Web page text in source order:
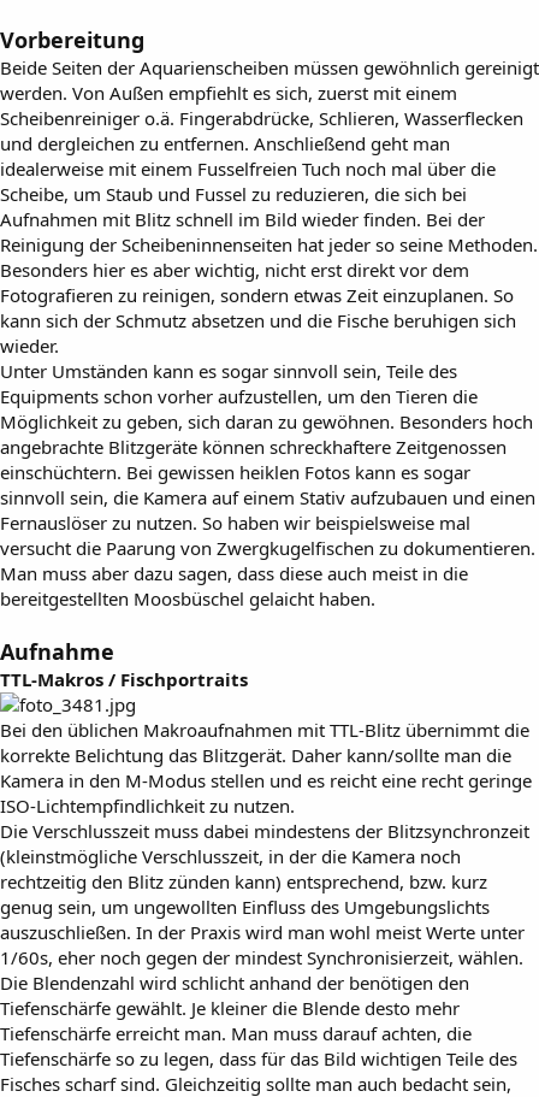
Vorbereitung
Beide Seiten der Aquarienscheiben müssen gewöhnlich gereinigt
werden. Von Außen empfiehlt es sich, zuerst mit einem
Scheibenreiniger o.ä. Fingerabdrücke, Schlieren, Wasserflecken
und dergleichen zu entfernen. Anschließend geht man
idealerweise mit einem Fusselfreien Tuch noch mal über die
Scheibe, um Staub und Fussel zu reduzieren, die sich bei
Aufnahmen mit Blitz schnell im Bild wieder finden. Bei der
Reinigung der Scheibeninnenseiten hat jeder so seine Methoden.
Besonders hier es aber wichtig, nicht erst direkt vor dem
Fotografieren zu reinigen, sondern etwas Zeit einzuplanen. So
kann sich der Schmutz absetzen und die Fische beruhigen sich
wieder.
Unter Umständen kann es sogar sinnvoll sein, Teile des
Equipments schon vorher aufzustellen, um den Tieren die
Möglichkeit zu geben, sich daran zu gewöhnen. Besonders hoch
angebrachte Blitzgeräte können schreckhaftere Zeitgenossen
einschüchtern. Bei gewissen heiklen Fotos kann es sogar
sinnvoll sein, die Kamera auf einem Stativ aufzubauen und einen
Fernauslöser zu nutzen. So haben wir beispielsweise mal
versucht die Paarung von Zwergkugelfischen zu dokumentieren.
Man muss aber dazu sagen, dass diese auch meist in die
bereitgestellten Moosbüschel gelaicht haben.
Aufnahme
TTL-Makros / Fischportraits
Bei den üblichen Makroaufnahmen mit TTL-Blitz übernimmt die
korrekte Belichtung das Blitzgerät. Daher kann/sollte man die
Kamera in den M-Modus stellen und es reicht eine recht geringe
ISO-Lichtempfindlichkeit zu nutzen.
Die Verschlusszeit muss dabei mindestens der Blitzsynchronzeit
(kleinstmögliche Verschlusszeit, in der die Kamera noch
rechtzeitig den Blitz zünden kann) entsprechend, bzw. kurz
genug sein, um ungewollten Einfluss des Umgebungslichts
auszuschließen. In der Praxis wird man wohl meist Werte unter
1/60s, eher noch gegen der mindest Synchronisierzeit, wählen.
Die Blendenzahl wird schlicht anhand der benötigen den
Tiefenschärfe gewählt. Je kleiner die Blende desto mehr
Tiefenschärfe erreicht man. Man muss darauf achten, die
Tiefenschärfe so zu legen, dass für das Bild wichtigen Teile des
Fisches scharf sind. Gleichzeitig sollte man auch bedacht sein,